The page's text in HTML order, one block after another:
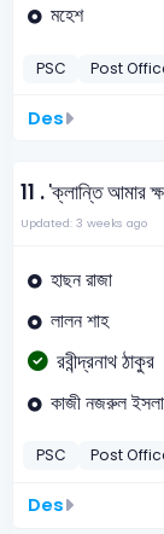
মহেশ
PSC Post
Des
11 .'ক্লান্তি আমার
Updated: 3 weeks ago
হাছন রাজা
লালন শাহ
রবীন্দ্রনাথ ঠাকুর
কাজী নজরুল
PSC Post
Des